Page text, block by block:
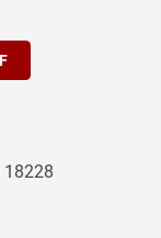
18228